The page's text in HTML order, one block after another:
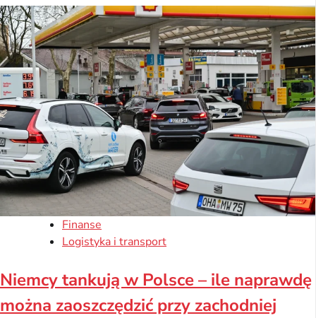
Finanse
Logistyka i transport
Niemcy tankują w Polsce – ile naprawdę
można zaoszczędzić przy zachodniej